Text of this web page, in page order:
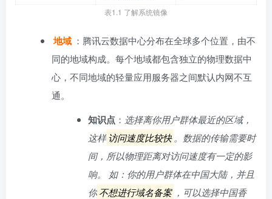
表1.1 了解系统镜像
地域 ：腾讯云数据中心分布在全球多个位置，由不
同的地域构成。每个地域都包含独立的物理数据中
心，不同地域的轻量应用服务器之间默认内网不互
通。
知识点 ： 选择离你用户群体最近的区域，
这样访问速度比较快 。数据的传输需要时
间，所以物理距离对访问速度有一定的影
响。 如：你的用户群体在中国大陆，并且
你不想进行域名备案 ，可以选择中国香